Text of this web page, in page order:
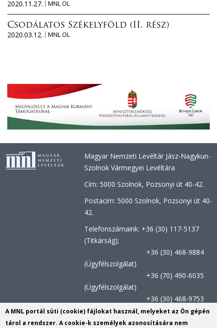
2020.11.27.
MNL OL
Csodálatos Székelyföld (II. rész)
2020.03.12.
MNL OL
Magyar Nemzeti Levéltár Jász-Nagykun-
Szolnok Vármegyei Levéltára
Cím: 5000 Szolnok, Pozsonyi út 40-42.
Postacím: 5000 Szolnok, Pozsonyi út 40-
42.
Telefonszámaink: +36 (30) 117-5137
(Titkárság);
+36 (30) 468-9884
(Ügyfélszolgálat)
+36 (70) 490-6035
(Ügyfélszolgálat)
+36 (30) 468-9753
(Kutatószolgálat)
A MNL portál süti (cookie) fájlokat használ, melyeket az Ön gépén
tárol a rendszer. A cookie-k személyek azonosítására nem